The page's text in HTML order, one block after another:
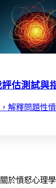
估測試與
解釋問題性
於憤怒心理